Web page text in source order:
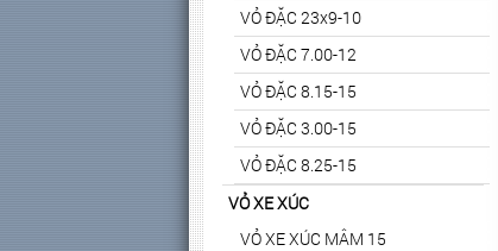
VỎ ĐẶC 23x9-10
VỎ ĐẶC 7.00-12
VỎ ĐẶC 8.15-15
VỎ ĐẶC 3.00-15
VỎ ĐẶC 8.25-15
VỎ XE XÚC
VỎ XE XÚC MÂM 15